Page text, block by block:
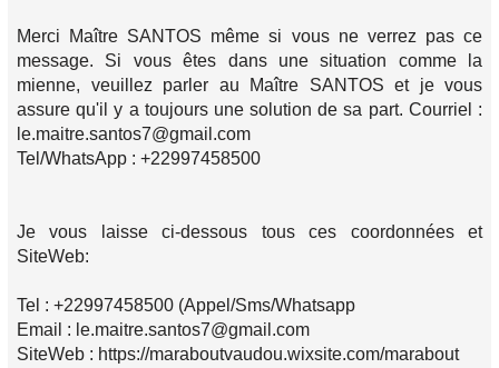
Merci Maître SANTOS même si vous ne verrez pas ce
message. Si vous êtes dans une situation comme la
mienne, veuillez parler au Maître SANTOS et je vous
assure qu'il y a toujours une solution de sa part. Courriel :
le.maitre.santos7@gmail.com
Tel/WhatsApp : +22997458500
Je vous laisse ci-dessous tous ces coordonnées et
SiteWeb:
Tel : +22997458500 (Appel/Sms/Whatsapp
Email : le.maitre.santos7@gmail.com
SiteWeb : https://maraboutvaudou.wixsite.com/marabout